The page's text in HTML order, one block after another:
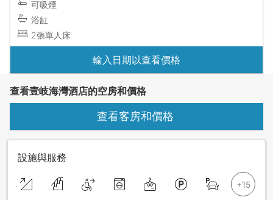
可吸煙
浴缸
2張單人床
輸入日期以查看價格
查看壹岐海灣酒店的空房和價格
查看客房和價格
設施與服務